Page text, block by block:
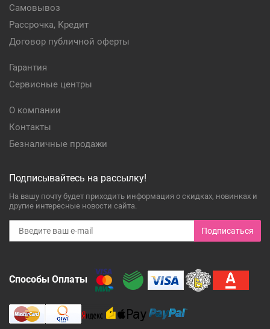
Самовывоз
Рассрочка, Кредит
Договор публичной оферты
Гарантия
Сервисные центры
О компании
Контакты
Безналичные продажи
Подписывайтесь на рассылку!
На вашу почту будет приходить информация о скидках, новинках и
другие интересные новости сайта.
Подписаться
Способы Оплаты